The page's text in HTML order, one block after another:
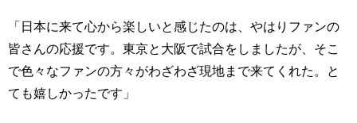
「日本に来て心から楽しいと感じたのは、やはりファンの
皆さんの応援です。東京と大阪で試合をしましたが、そこ
で色々なファンの方々がわざわざ現地まで来てくれた。と
ても嬉しかったです」